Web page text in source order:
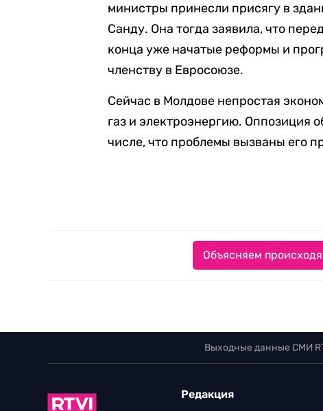
министры принесли присягу в
Санду. Она тогда заявила, что
конца уже начатые реформы и
членству в Евросоюзе.
Сейчас в Молдове непростая
газ и электроэнергию. Оппозиция
числе, что проблемы вызваны его
Объясняем
Выходные данные СМИ
Редакция